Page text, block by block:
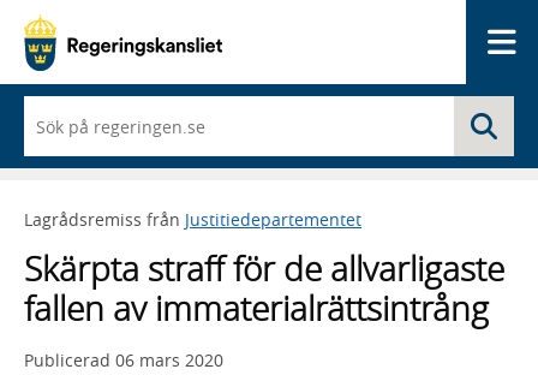
du
börjar
skriva
framträder
lista
med
sökförslag
Lagrådsremiss från Justitiedepartementet
Skärpta straff för de allvarligaste
fallen av immaterialrättsintrång
Publicerad 06 mars 2020